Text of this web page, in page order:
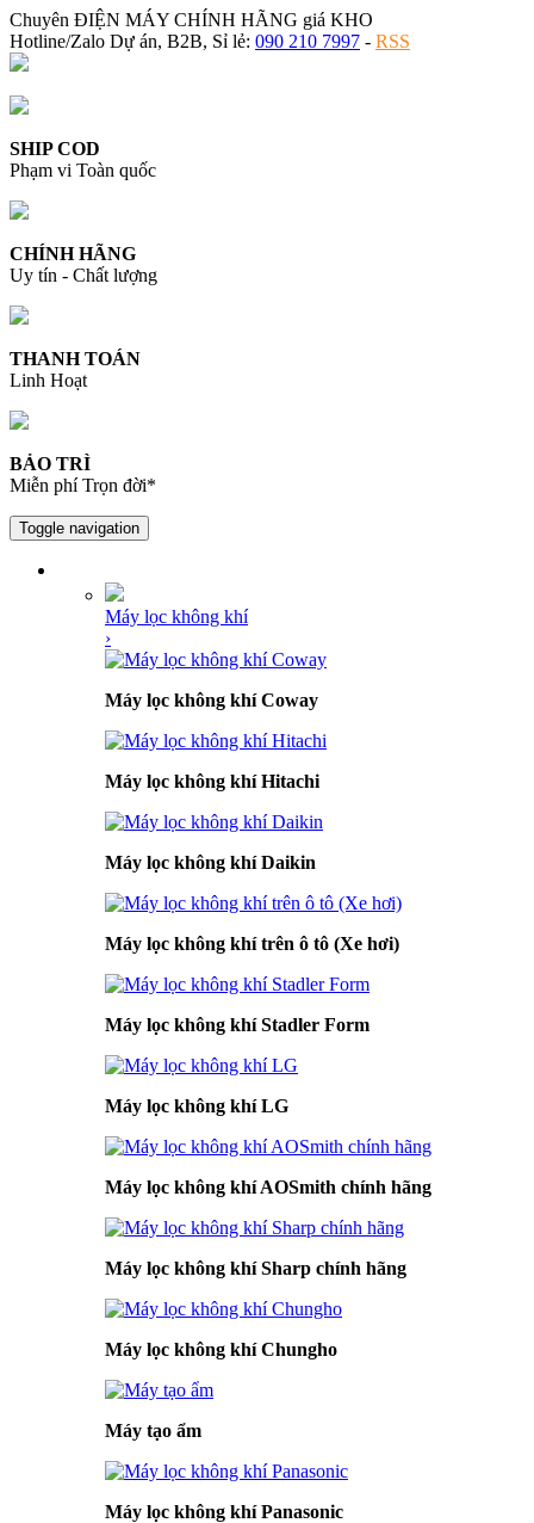
Chuyên ĐIỆN MÁY CHÍNH HÃNG giá KHO
Hotline/Zalo Dự án, B2B, Sỉ lẻ: 090 210 7997 - RSS
SHIP COD
Phạm vi Toàn quốc
CHÍNH HÃNG
Uy tín - Chất lượng
THANH TOÁN
Linh Hoạt
BẢO TRÌ
Miễn phí Trọn đời*
Toggle navigation
Máy lọc không khí
›
Máy lọc không khí Coway
Máy lọc không khí Hitachi
Máy lọc không khí Daikin
Máy lọc không khí trên ô tô (Xe hơi)
Máy lọc không khí Stadler Form
Máy lọc không khí LG
Máy lọc không khí AOSmith chính hãng
Máy lọc không khí Sharp chính hãng
Máy lọc không khí Chungho
Máy tạo ẩm
Máy lọc không khí Panasonic